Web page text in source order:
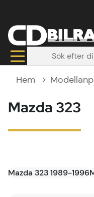
Hem
Mazda 323
Mazda 323 1989-1996